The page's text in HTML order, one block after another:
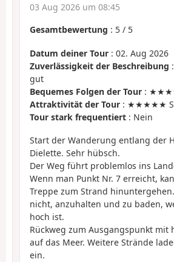
03 Aug 2026 um 08:45
Gesamtbewertung : 5 / 5
Datum deiner Tour : 02. Aug 2026
Zuverlässigkeit der Beschreibung
gut
Bequemes Folgen der Tour :
Attraktivität der Tour : ★★★★★
Tour stark frequentiert : Nein
Start der Wanderung entlang der
Dielette. Sehr hübsch.
Der Weg führt problemlos ins
Wenn man Punkt Nr. 7 erreicht,
Treppe zum Strand
nicht, anzuhalten und zu baden,
hoch ist.
Rückweg zum Ausgangspunkt mit
auf das Meer. Weitere Strände
ein.